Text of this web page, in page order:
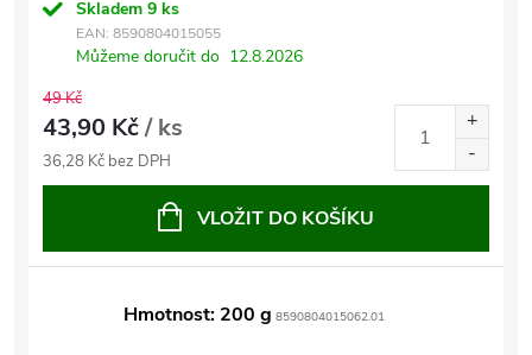
Skladem 9 ks
EAN: 8590804015055
Můžeme doručit do 12.8.2026
49 Kč
43,90 Kč/ ks
36,28 Kč bez DPH
VLOŽIT DO KOŠÍKU
Hmotnost: 200 g 8590804015062.01